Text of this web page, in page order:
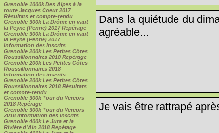
Grenoble 1000k Des Alpes à la
route Jacques Coeur 2017
Résultats et compte-rendu
Grenoble 300k La Drôme en vaut
la Peyne (Penne) 2017 Repérage
Grenoble 300k La Drôme en vaut
la Peyne (Penne) 2017
Information des inscrits
Grenoble 200k Les Petites Côtes
Roussillonnaires 2018 Repérage
Grenoble 200k Les Petites Côtes
Roussillonnaires 2018
Information des inscrits
Grenoble 200k Les Petites Côtes
Roussillonnaires 2018 Résultats
et compte-rendu
Grenoble 300k Tour du Vercors
2018 Repérage
Grenoble 300k Tour du Vercors
2018 Information des inscrits
Grenoble 400k Le Jura et la
Rivière d'Ain 2018 Repérage
Dans la quiétude du
agréable...
Je vais être rattrapé